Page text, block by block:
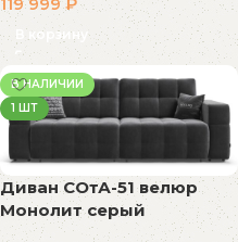
В корзину
В НАЛИЧИИ
1 ШТ
Диван СОтА-51 велюр
Монолит серый